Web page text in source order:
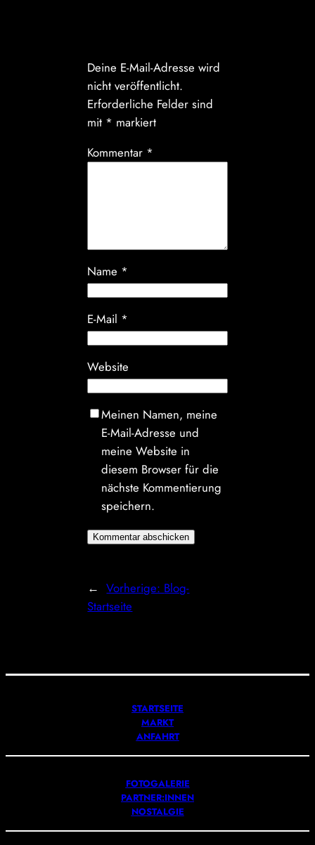
Deine E-Mail-Adresse wird
nicht veröffentlicht.
Erforderliche Felder sind
mit * markiert
Kommentar *
Name *
E-Mail *
Website
Meinen Namen, meine
E-Mail-Adresse und
meine Website in
diesem Browser für die
nächste Kommentierung
speichern.
← Vorherige: Blog-
Startseite
STARTSEITE
MARKT
ANFAHRT
FOTOGALERIE
PARTNER:INNEN
NOSTALGIE